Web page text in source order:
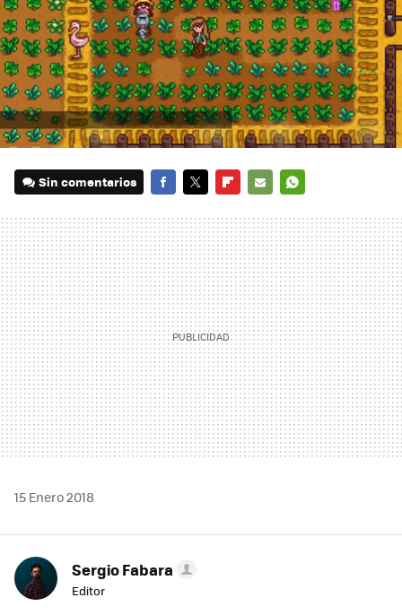
Sin comentarios
MAIL
15 Enero 2018
Sergio Fabara
Editor